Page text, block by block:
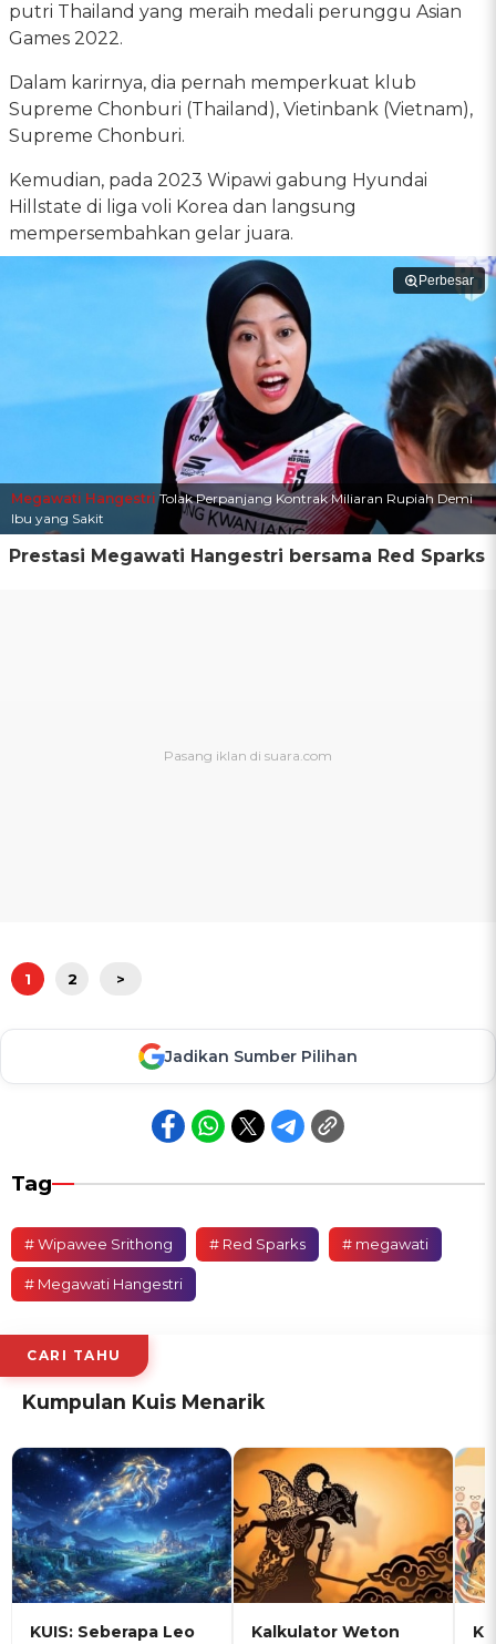
putri Thailand yang meraih medali perunggu Asian
Games 2022.
Dalam karirnya, dia pernah memperkuat klub
Supreme Chonburi (Thailand), Vietinbank (Vietnam),
Supreme Chonburi.
Kemudian, pada 2023 Wipawi gabung Hyundai
Hillstate di liga voli Korea dan langsung
mempersembahkan gelar juara.
Perbesar
Megawati Hangestri Tolak Perpanjang Kontrak Miliaran Rupiah Demi
Ibu yang Sakit
Prestasi Megawati Hangestri bersama Red Sparks
1 2 >
Jadikan Sumber Pilihan
Tag
# Wipawee Srithong # Red Sparks # megawati
# Megawati Hangestri
CARI TAHU
Kumpulan Kuis Menarik
KUIS: Seberapa Leo
Kalkulator Weton